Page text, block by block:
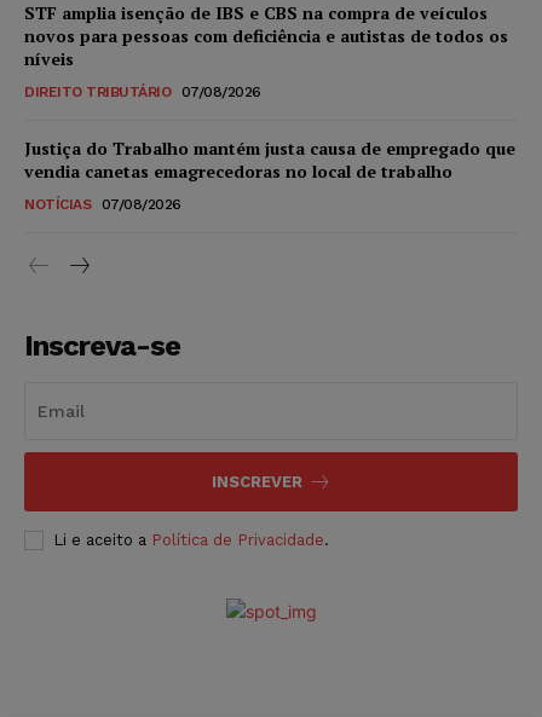
STF amplia isenção de IBS e CBS na compra de veículos
novos para pessoas com deficiência e autistas de todos os
níveis
DIREITO TRIBUTÁRIO 07/08/2026
Justiça do Trabalho mantém justa causa de empregado que
vendia canetas emagrecedoras no local de trabalho
NOTÍCIAS 07/08/2026
Inscreva-se
INSCREVER
Li e aceito a Política de Privacidade.